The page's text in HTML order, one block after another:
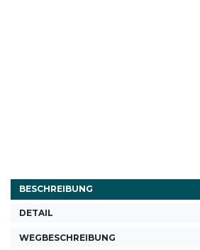
BESCHREIBUNG
DETAIL
WEGBESCHREIBUNG